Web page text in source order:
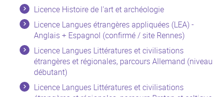
Licence Histoire de l'art et archéologie
Licence Langues étrangères appliquées (LEA) -
Anglais + Espagnol (confirmé / site Rennes)
Licence Langues Littératures et civilisations
étrangères et régionales, parcours Allemand (niveau
débutant)
Licence Langues Littératures et civilisations